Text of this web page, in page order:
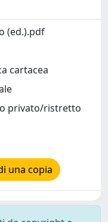
(ed.).pdf
cartacea
privato/ristretto
una copia